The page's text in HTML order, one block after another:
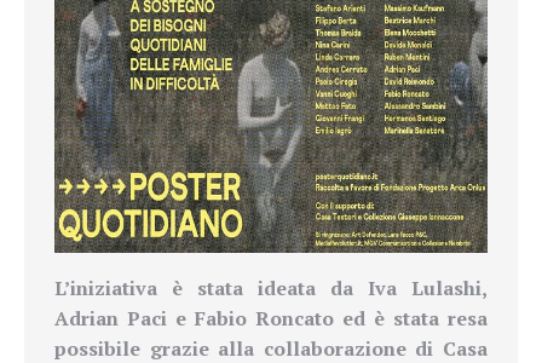
L’iniziativa è stata ideata da Iva Lulashi,
Adrian Paci e Fabio Roncato ed è stata resa
possibile grazie alla collaborazione di Casa